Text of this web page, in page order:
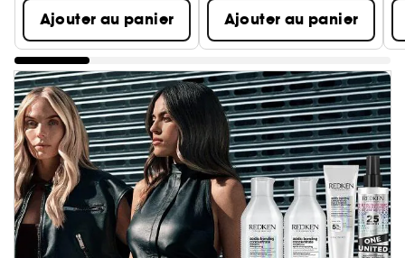
Ajouter au panier Ajouter au panier